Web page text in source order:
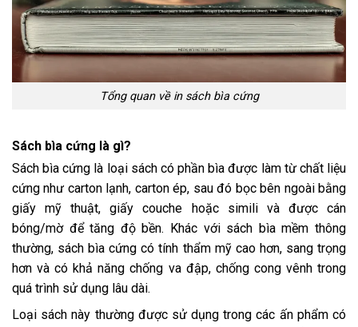
Tổng quan về in sách bìa cứng
Sách bìa cứng là gì?
Sách bìa cứng là loại sách có phần bìa được làm từ chất liệu
cứng như carton lạnh, carton ép, sau đó bọc bên ngoài bằng
giấy mỹ thuật, giấy couche hoặc simili và được cán
bóng/mờ để tăng độ bền. Khác với sách bìa mềm thông
thường, sách bìa cứng có tính thẩm mỹ cao hơn, sang trọng
hơn và có khả năng chống va đập, chống cong vênh trong
quá trình sử dụng lâu dài.
Loại sách này thường được sử dụng trong các ấn phẩm có